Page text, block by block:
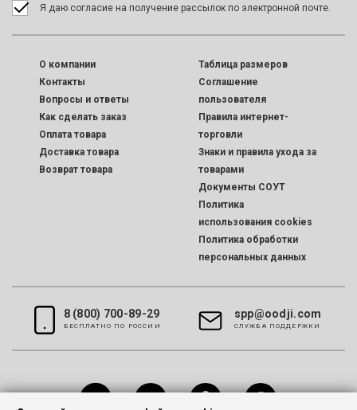
Я даю согласие на получение рассылок по электронной почте.
O компании
Контакты
Вопросы и ответы
Как сделать заказ
Оплата товара
Доставка товара
Возврат товара
Таблица размеров
Соглашение
пользователя
Правила интернет-
торговли
Знаки и правила ухода за
товарами
Документы СОУТ
Политика
использования cookies
Политика обработки
персональных данных
8 (800) 700-89-29
БЕСПЛАТНО ПО РОССИИ
spp@oodji.com
CЛУЖБА ПОДДЕРЖКИ